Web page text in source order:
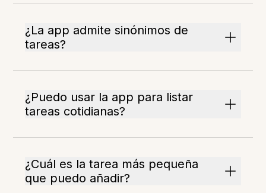
¿La app admite sinónimos de
tareas?
¿Puedo usar la app para listar
tareas cotidianas?
¿Cuál es la tarea más pequeña
que puedo añadir?